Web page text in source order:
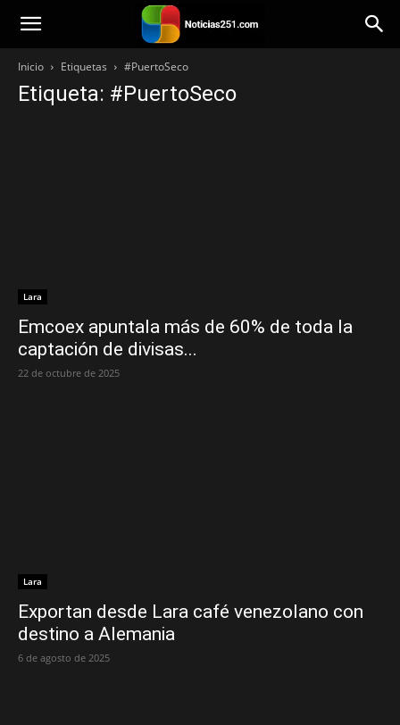
Noticias251
Inicio Etiquetas #PuertoSeco
Etiqueta: #PuertoSeco
Lara
Emcoex apuntala más de 60% de toda la
captación de divisas...
22 de octubre de 2025
Lara
Exportan desde Lara café venezolano con
destino a Alemania
6 de agosto de 2025